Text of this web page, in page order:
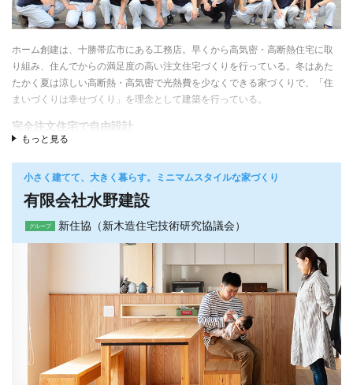
ンはスッキリとオシャレな印象で、コーディネーターとしても関わりたいと
思いました。
日崎ゆかり社長ほか女性スタッフが、お客様の要望を踏まえた上で「自分が
住むとしたら」という顧客目線に立って、顧客と一緒に、使いやすい間取
り、生活動線、収納、キッチンなどの住宅設備を真剣に考え提案するので、
暮らしやすさを実感できる家が実現する。
4 リノベーションは新築よりも価格を抑えられる
土地や建材価格の高騰の中で、新築住宅では、予算の面で、住まいへの要
望、夢がなかなか叶わない現実もある。一方リノベーションであれば、利便
性が良い住宅地で、比較的面積も広く、価格も安い、築年数の割に品質・性
梁や柱などをメンテナンスした上で使い続けることもできるので建設コスト
も抑えられる。また固定資産税も安いので、新築住宅よりも費用を抑えるこ
とができる。
5 家への夢・ワクワクが実現できる
2代目社長である日崎ゆかりさんは、お客様にまず「これは無理じゃないか、
という制限を外したらどんな家に住みたいですか？」とお聞きすることから
始める。「高望みかな」「予算から考えたら無理かな」という心理的なブロ
ックを壊して潜在的な希望をお聞きすることで、リノベーションなら実現で
きる、本当に満足いただける家づくりが始まるという。「お客様の要望を全
力で叶えて、喜んでいただくことで、それが今ではリノベーションをお客様
に自信を持ってご提案できる原動力になっています」と話す。
ホーム創建は、十勝帯広市にある工務店。早くから高気密・高断熱住宅に取
り組み、住んでからの満足度の高い注文住宅づくりを行っている。冬はあた
たかく夏は涼しい高断熱・高気密で光熱費を少なくできる家づくりで、「住
まいづくりは幸せづくり」を理念として建築を行っている。
完全注文住宅で自由設計
それぞれのご家族に合う、オリジナルな間取り、設計を自社の設計士が提
案。リーズナブルな価格ながら、「企画住宅」でないことを売りにしてい
る。また、安心できる生活を実現するための提案や、お客様が求めている情
光熱費を安く、維持費もかかりにくい住まい
早くから家づくりの合理化に取り組み、在来軸組木造工法をPFP工法と呼ば
れる合理化工法に変えた。付加断熱も早くから採用し、十勝の厳しい冬に耐
える高断熱・高気密性能を実現。特に気密性能に関しては、全棟気密測定を
行うことでお客様に安心を提供している。また、外壁には標準仕様で樹脂サ
イディングを採用。軽くて塗り替えの必要がなく、凍害によるシーリング切
れの心配がないオープンジョイント工法で施工する。メーカー30年保証が付
いている
もっと見る
小さく建てて、大きく暮らす。ミニマムスタイルな家づくり
有限会社水野建設
グループ 新住協（新木造住宅技術研究協議会）